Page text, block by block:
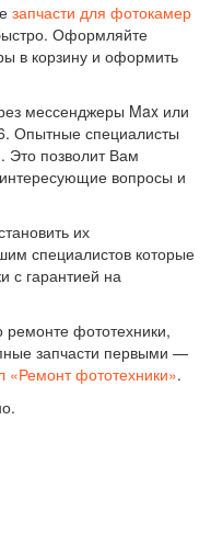
запчасти для фотокамер
Оформляйте
в корзину и оформить
мессенджеры Max или
Опытные специалисты
Это позволит Вам
вопросы и
их
специалистов которые
с гарантией на
фототехники,
запчасти первыми —
«Ремонт фототехники».